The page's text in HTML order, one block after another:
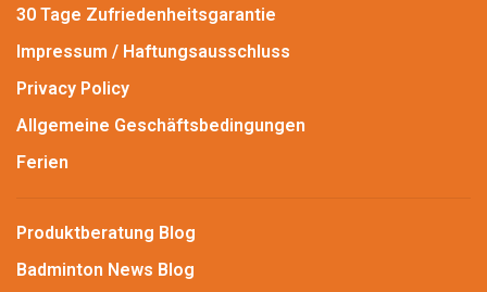
30 Tage Zufriedenheitsgarantie
Impressum / Haftungsausschluss
Privacy Policy
Allgemeine Geschäftsbedingungen
Ferien
Produktberatung Blog
Badminton News Blog